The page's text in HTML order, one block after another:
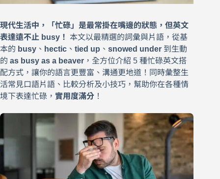
現代生活中，「忙碌」是最常掛在嘴邊的狀態，但英文
表達遠不止 busy！ 本文以最精選的詞彙與片語，從基
本的 busy 、 hectic 、 tied up 、 snowed under 到生動
的 as busy as a beaver ，全方位介紹 5 種忙碌英文搭
配方式，讓你的語言更豐富、溝通更地道！同時彙整生
活常見口語片語、比較分析及小技巧，幫助你在各種情
境下表達忙碌， 實用度滿分 ！